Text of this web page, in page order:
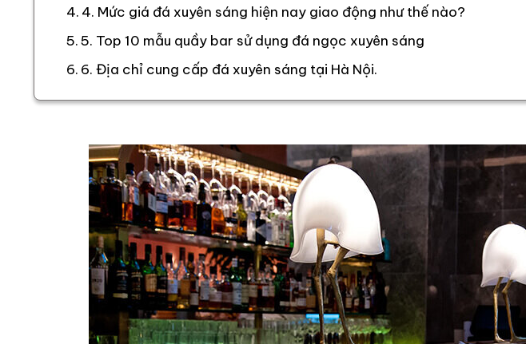
4. Mức giá đá xuyên sáng hiện nay giao động như thế nào?
5. Top 10 mẫu quầy bar sử dụng đá ngọc xuyên sáng
6. Địa chỉ cung cấp đá xuyên sáng tại Hà Nội.